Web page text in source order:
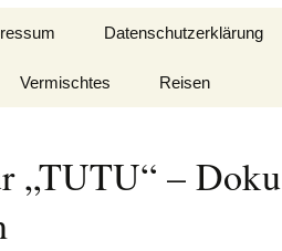
Datenschutzerklärung
Vermischtes Reisen
„TUTU“ – Doku